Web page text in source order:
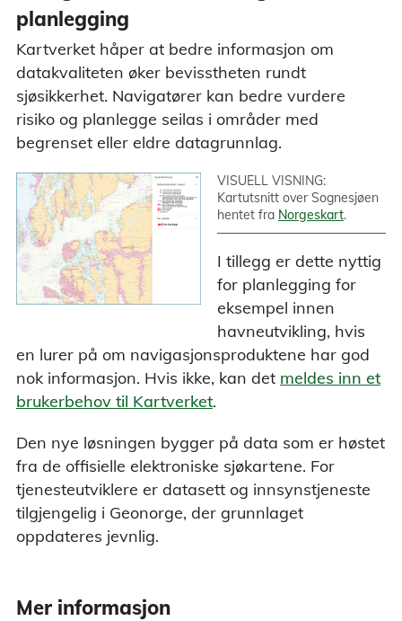
planlegging
Kartverket håper at bedre informasjon om
datakvaliteten øker bevisstheten rundt
sjøsikkerhet. Navigatører kan bedre vurdere
risiko og planlegge seilas i områder med
begrenset eller eldre datagrunnlag.
VISUELL VISNING:
Kartutsnitt over Sognesjøen
hentet fra Norgeskart.
I tillegg er dette nyttig
for planlegging for
eksempel innen
havneutvikling, hvis
en lurer på om navigasjonsproduktene har god
nok informasjon. Hvis ikke, kan det meldes inn et
brukerbehov til Kartverket.
Den nye løsningen bygger på data som er høstet
fra de offisielle elektroniske sjøkartene. For
tjenesteutviklere er datasett og innsynstjeneste
tilgjengelig i Geonorge, der grunnlaget
oppdateres jevnlig.
Mer informasjon